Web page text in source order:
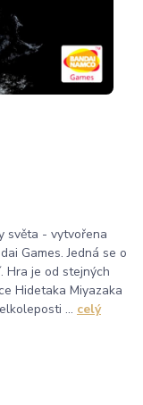
světa - vytvořena
Games. Jedná se o
Hra je od stejných
Hidetaka Miyazaka
... celý